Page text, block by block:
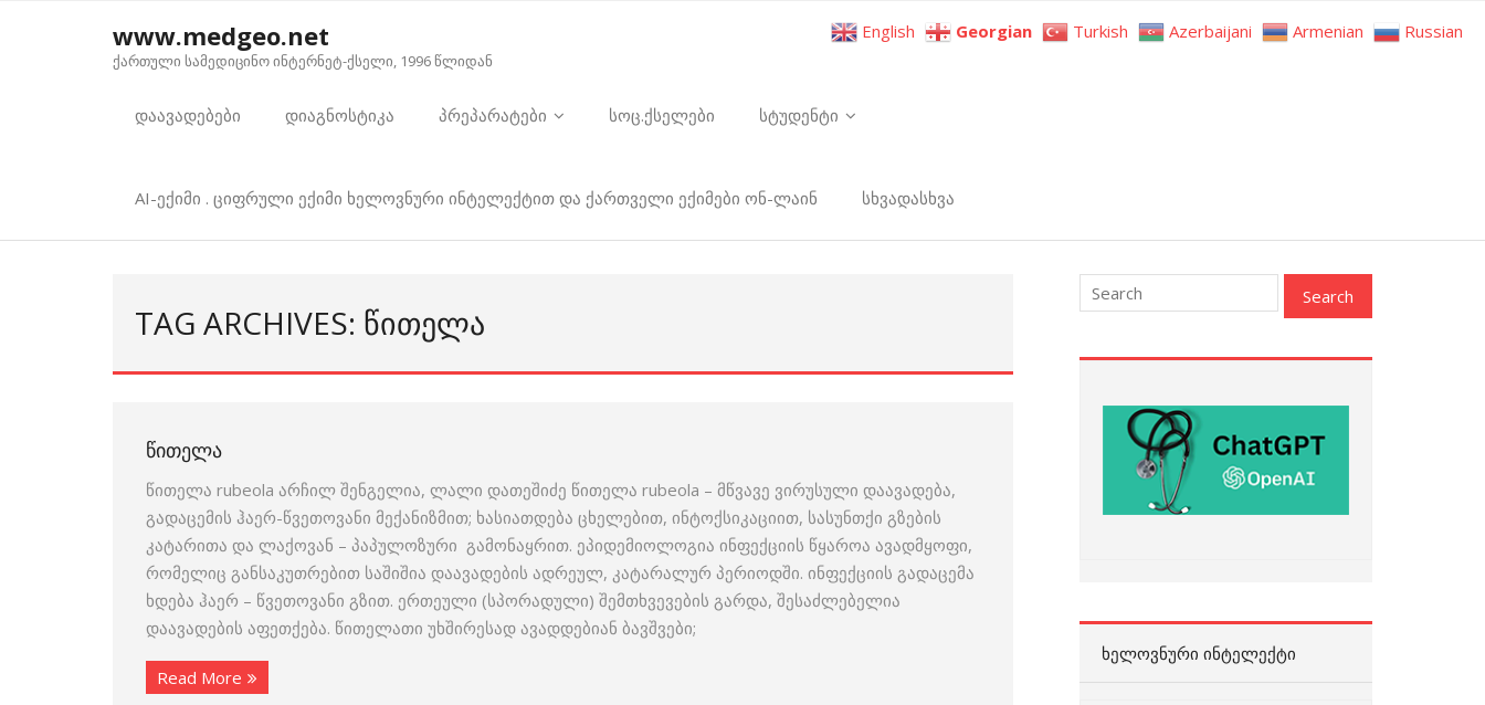
www.medgeo.net
ქართული სამედიცინო ინტერნეტ-ქსელი, 1996 წლიდან
დაავადებები დიაგნოსტიკა პრეპარატები სოც.ქსელები სტუდენტი
AI-ექიმი . ციფრული ექიმი ხელოვნური ინტელექტით და ქართველი ექიმები ონ-ლაინ სხვადასხვა
TAG ARCHIVES: ᲬᲘᲗᲔᲚᲐ
ᲬᲘᲗᲔᲚᲐ
წითელა rubeola არჩილ შენგელია, ლალი დათეშიძე წითელა rubeola – მწვავე ვირუსული დაავადება,
გადაცემის ჰაერ-წვეთოვანი მექანიზმით; ხასიათდება ცხელებით, ინტოქსიკაციით, სასუნთქი გზების
კატარითა და ლაქოვან – პაპულოზური გამონაყრით. ეპიდემიოლოგია ინფექციის წყაროა ავადმყოფი,
რომელიც განსაკუთრებით საშიშია დაავადების ადრეულ, კატარალურ პერიოდში. ინფექციის გადაცემა
ხდება ჰაერ – წვეთოვანი გზით. ერთეული (სპორადული) შემთხვევების გარდა, შესაძლებელია
დაავადების აფეთქება. წითელათი უხშირესად ავადდებიან ბავშვები;
Read More
ᲮᲔᲚᲝᲕᲜᲣᲠᲘ ᲘᲜᲢᲔᲚᲔᲥᲢᲘ
English Georgian Turkish Azerbaijani Armenian Russian